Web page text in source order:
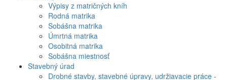
Výpisy z matričných kníh
Rodná matrika
Sobášna matrika
Úmrtná matrika
Osobitná matrika
Sobášna miestnosť
Stavebný úrad
Drobné stavby, stavebné úpravy, udržiavacie práce -